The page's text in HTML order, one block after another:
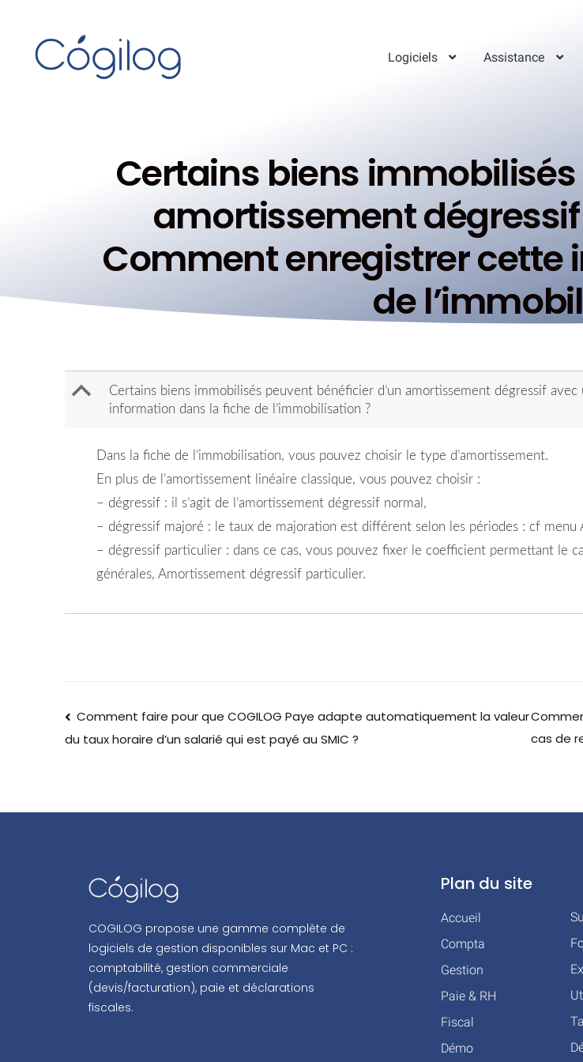
Logiciels Assistance
Certains biens
amortissement
Comment enregistrer
de
B
Certains biens immobilisés peuvent bénéficier d’un amortissement dégressif
information dans la fiche de l’immobilisation ?
Dans la fiche de l’immobilisation, vous pouvez choisir le type d’amortissement.
En plus de l’amortissement linéaire classique, vous pouvez choisir :
– dégressif : il s’agit de l’amortissement dégressif normal,
– dégressif majoré : le taux de majoration est différent selon les périodes : cf
– dégressif particulier : dans ce cas, vous pouvez fixer le coefficient permettant le
générales, Amortissement dégressif particulier.
Comment faire pour que COGILOG Paye adapte automatiquement la valeur
du taux horaire d’un salarié qui est payé au SMIC ?
cas de
COGILOG propose une gamme complète de
logiciels de gestion disponibles sur Mac et PC :
comptabilité, gestion commerciale
(devis/facturation), paie et déclarations
fiscales.
Plan du site
Accueil
Compta
Gestion
Paie & RH
Fiscal
Démo